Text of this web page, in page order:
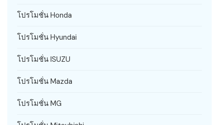
โปรโมชั่น Honda
โปรโมชั่น Hyundai
โปรโมชั่น ISUZU
โปรโมชั่น Mazda
โปรโมชั่น MG